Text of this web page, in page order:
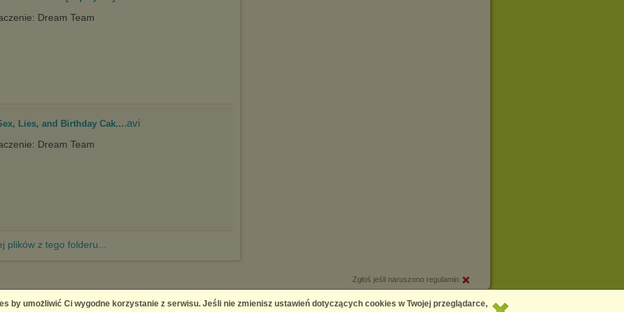
Dream Team
Lies, and Birthday Cak....avi
Dream Team
plików z tego folderu...
Zgłoś jeśli naruszono regulamin
Copyright © 2026Chomikuj.pl
by umożliwić Ci wygodne korzystanie z serwisu. Jeśli nie zmienisz ustawień dotyczących cookies w Twojej przeglądarce,